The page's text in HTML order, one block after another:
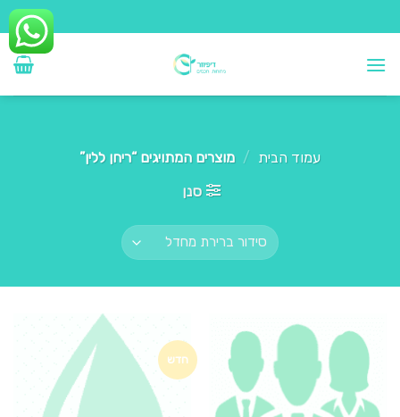
to
content
עמוד הבית / מוצרים המתויגים “ריחן ללין”
סנן
חדש